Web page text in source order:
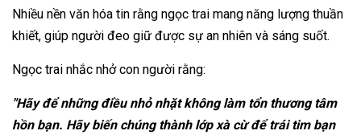
Nhiều nền văn hóa tin rằng ngọc trai mang năng lượng thuần
khiết, giúp người đeo giữ được sự an nhiên và sáng suốt.
Ngọc trai nhắc nhở con người rằng:
"Hãy để những điều nhỏ nhặt không làm tổn thương tâm
hồn bạn. Hãy biến chúng thành lớp xà cừ để trái tim bạn